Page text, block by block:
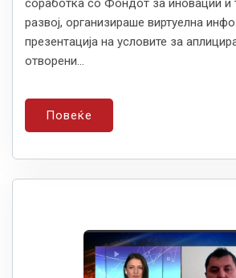
соработка со Фондот за иновации и
развој, организираше виртуелна
презентација на условите за
отворени...
Повеќе